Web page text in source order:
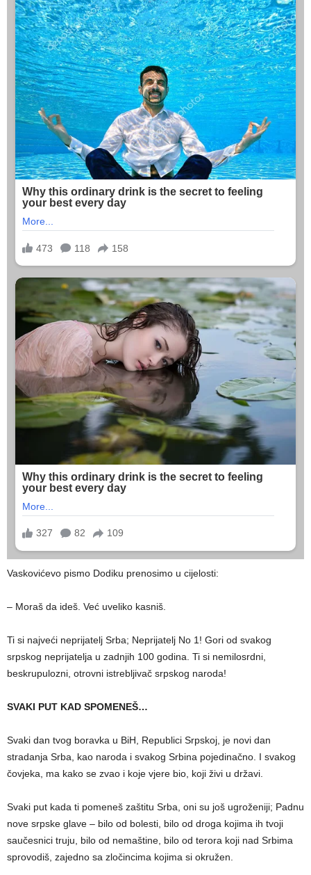
Vaskovićevo pismo Dodiku prenosimo u cijelosti:
– Moraš da ideš. Već uveliko kasniš.
Ti si najveći neprijatelj Srba; Neprijatelj No 1! Gori od svakog
srpskog neprijatelja u zadnjih 100 godina. Ti si nemilosrdni,
beskrupulozni, otrovni istrebljivač srpskog naroda!
SVAKI PUT KAD SPOMENEŠ…
Svaki dan tvog boravka u BiH, Republici Srpskoj, je novi dan
stradanja Srba, kao naroda i svakog Srbina pojedinačno. I svakog
čovjeka, ma kako se zvao i koje vjere bio, koji živi u državi.
Svaki put kada ti pomeneš zaštitu Srba, oni su još ugroženiji; Padnu
nove srpske glave – bilo od bolesti, bilo od droga kojima ih tvoji
saučesnici truju, bilo od nemaštine, bilo od terora koji nad Srbima
sprovodiš, zajedno sa zločincima kojima si okružen.